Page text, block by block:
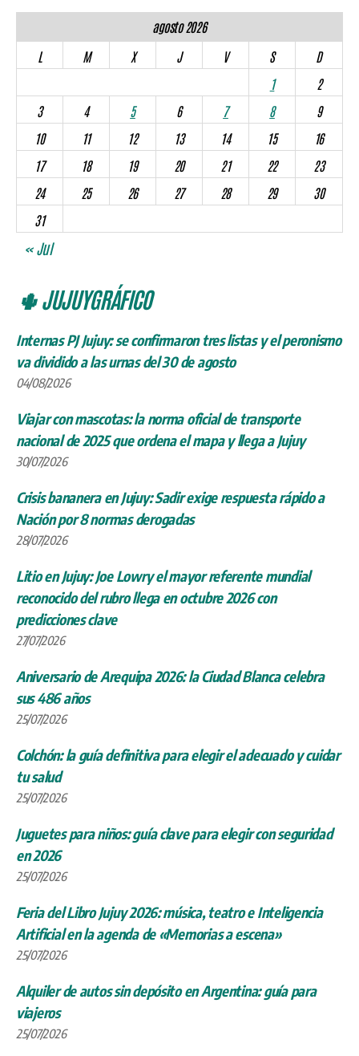
agosto 2026
L
M X J V S
D
1
2
3
4 5 6 7 8
9
10
11 12 13 14 15
16
17
18 19 20 21 22
23
24
25 26 27 28 29
30
31
« Jul
🌵 JUJUYGRÁFICO
Internas PJ Jujuy: se confirmaron tres listas y el peronismo
va dividido a las urnas del 30 de agosto
04/08/2026
Viajar con mascotas: la norma oficial de transporte
nacional de 2025 que ordena el mapa y llega a Jujuy
30/07/2026
Crisis bananera en Jujuy: Sadir exige respuesta rápido a
Nación por 8 normas derogadas
28/07/2026
Litio en Jujuy: Joe Lowry el mayor referente mundial
reconocido del rubro llega en octubre 2026 con
predicciones clave
27/07/2026
Aniversario de Arequipa 2026: la Ciudad Blanca celebra
sus 486 años
25/07/2026
Colchón: la guía definitiva para elegir el adecuado y cuidar
tu salud
25/07/2026
Juguetes para niños: guía clave para elegir con seguridad
en 2026
25/07/2026
Feria del Libro Jujuy 2026: música, teatro e Inteligencia
Artificial en la agenda de «Memorias a escena»
25/07/2026
Alquiler de autos sin depósito en Argentina: guía para
viajeros
25/07/2026